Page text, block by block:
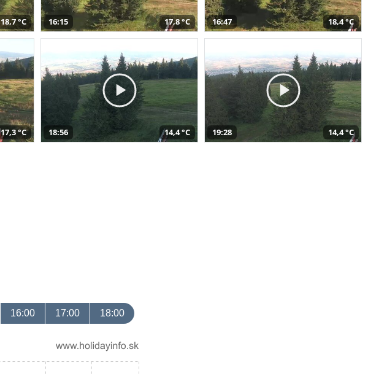
18,7 °C 16:15 17,8 °C 16:47 18,4 °C
17,3 °C 18:56 14,4 °C 19:28 14,4 °C
16:00 17:00 18:00